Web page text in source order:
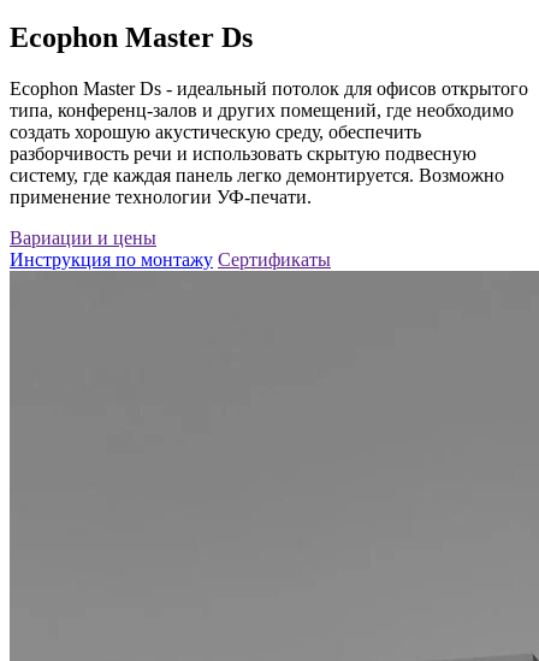
Ecophon Master Ds
Ecophon Master Ds - идеальный потолок для офисов открытого
типа, конференц-залов и других помещений, где необходимо
создать хорошую акустическую среду, обеспечить
разборчивость речи и использовать скрытую подвесную
систему, где каждая панель легко демонтируется. Возможно
применение технологии УФ-печати.
Вариации и цены
Инструкция по монтажу Сертификаты